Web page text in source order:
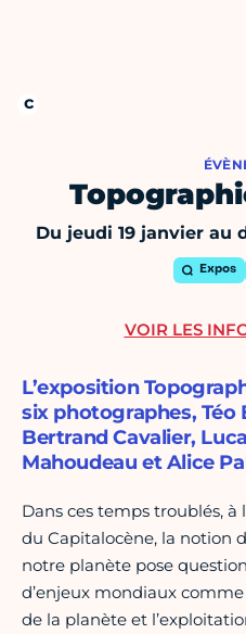
Du jeudi 19 janvier au
Expos
L’exposition
six photographes, Téo
Bertrand Cavalier,
Mahoudeau et Alice
Dans ces temps troublés, à
du Capitalocène, la notion
notre planète pose
d’enjeux mondiaux
de la planète et
VOIR LES